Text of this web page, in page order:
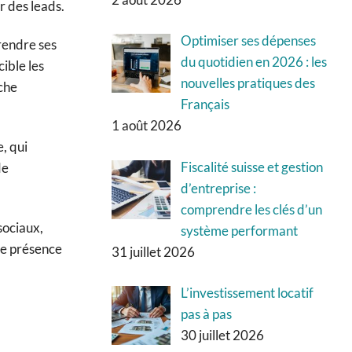
des leads.
ses
les
qui
présence
Optimiser ses dépenses
du quotidien en 2026 : les
nouvelles pratiques des
Français
1 août 2026
Fiscalité suisse et gestion
d’entreprise :
comprendre les clés d’un
système performant
31 juillet 2026
L’investissement locatif
pas à pas
30 juillet 2026